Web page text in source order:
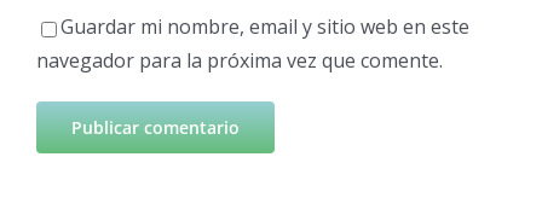
Guardar mi nombre, email y sitio web en este
navegador para la próxima vez que comente.